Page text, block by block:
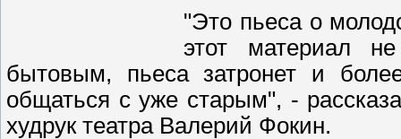
"Это пьеса о
этот материал не
бытовым, пьеса затронет и
общаться с уже старым", -
худрук театра Валерий Фокин.